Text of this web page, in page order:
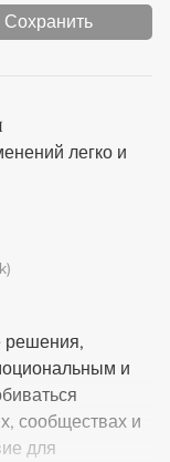
Сохранить
легко и
решения,
и
сообществах и
для